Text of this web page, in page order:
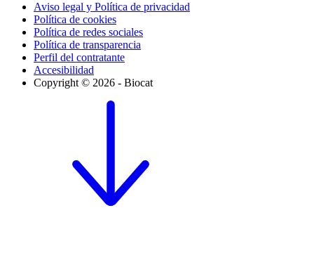
Aviso legal y Política de privacidad
Política de cookies
Política de redes sociales
Política de transparencia
Perfil del contratante
Accesibilidad
Copyright © 2026 - Biocat